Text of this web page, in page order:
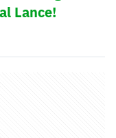
Lance!